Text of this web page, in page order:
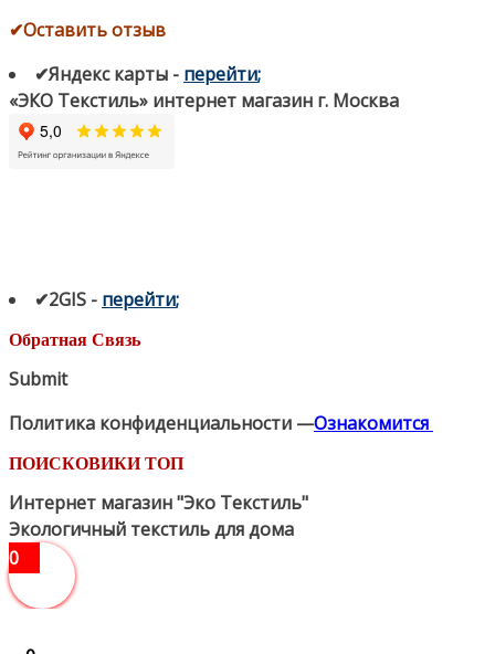
✔Оставить отзыв
✔Яндекс карты - перейти;
«ЭКО Текстиль» интернет магазин г. Москва
✔2GIS - перейти;
Обратная Связь
Submit
Политика конфиденциальности —Ознакомится
ПОИСКОВИКИ ТОП
Интернет магазин "Эко Текстиль"
Экологичный текстиль для дома
0